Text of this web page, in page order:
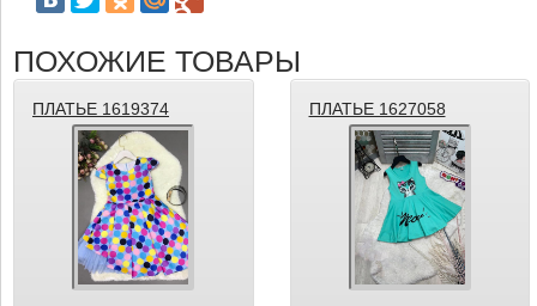
ПОХОЖИЕ ТОВАРЫ
ПЛАТЬЕ 1619374 ПЛАТЬЕ 1627058